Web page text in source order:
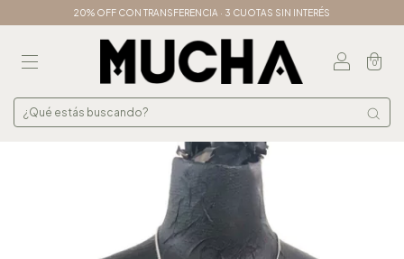
20% OFF CON TRANSFERENCIA · 3 CUOTAS SIN INTERÉS
0